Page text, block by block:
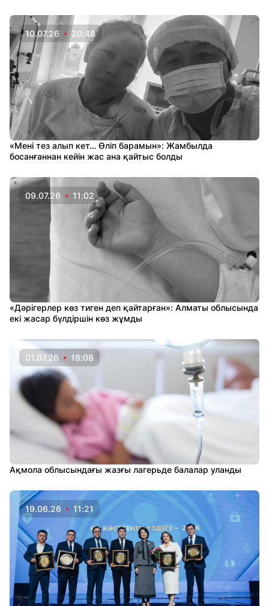
10.07.26 20:48
«Мені тез алып кет… Өліп барамын»: Жамбылда
босанғаннан кейін жас ана қайтыс болды
09.07.26 11:02
«Дәрігерлер көз тиген деп қайтарған»: Алматы облысында
екі жасар бүлдіршін көз жұмды
01.07.26 18:08
Ақмола облысындағы жазғы лагерьде балалар уланды
19.06.26 11:21